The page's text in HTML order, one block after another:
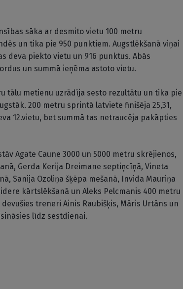
sāka ar desmito vietu 100 metru
un tika pie 950 punktiem. Augstlēkšanā viņai
deva piekto vietu un 916 punktus. Abās
un summā ieņēma astoto vietu.
tālu metienu uzrādīja sesto rezultātu un tika pie
200 metru sprintā latviete finišēja 25,31,
12.vietu, bet summā tas netraucēja pakāpties
Agate Caune 3000 un 5000 metru skrējienos,
Gerda Kerija Dreimane septiņcīņā, Vineta
Sanija Ozoliņa šķēpa mešanā, Invida Mauriņa
kārtslēkšanā un Aleks Pelcmanis 400 metru
treneri Ainis Raubišķis, Māris Urtāns un
līdz sestdienai.